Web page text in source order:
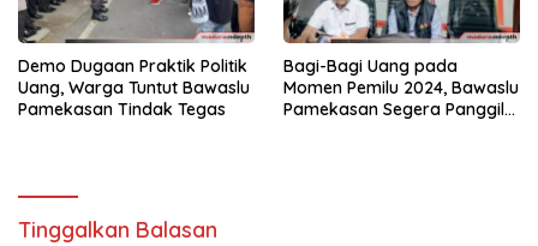
Demo Dugaan Praktik Politik
Uang, Warga Tuntut Bawaslu
Pamekasan Tindak Tegas
Bagi-Bagi Uang pada
Momen Pemilu 2024, Bawaslu
Pamekasan Segera Panggil
Tinggalkan Balasan